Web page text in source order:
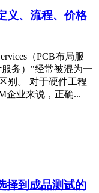
义、流程、价格
（PCB布局服
服务）"经常被混为一
别。 对于硬件工程
企业来说，正确...
择到成品测试的